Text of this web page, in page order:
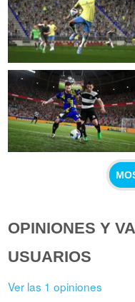
OPINIONES Y
USUARIOS
Ver las 1 opiniones